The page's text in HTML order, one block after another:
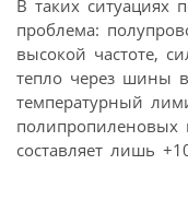
В таких ситуациях
проблема:
высокой частоте,
тепло через шины
температурный
полипропиленовых
составляет лишь